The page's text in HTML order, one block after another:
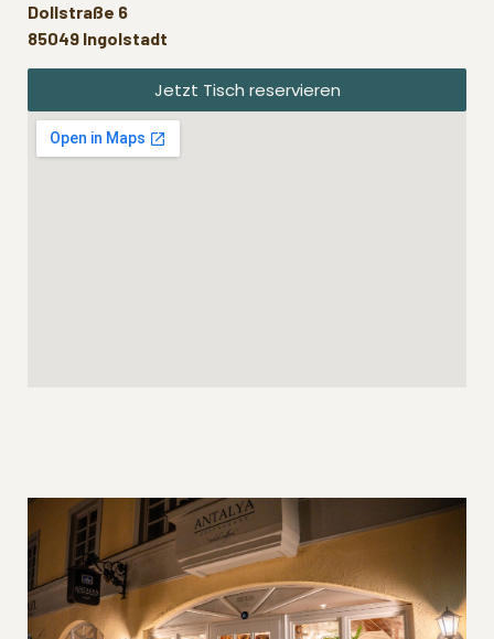
Dollstraße 6
85049 Ingolstadt
Jetzt Tisch reservieren